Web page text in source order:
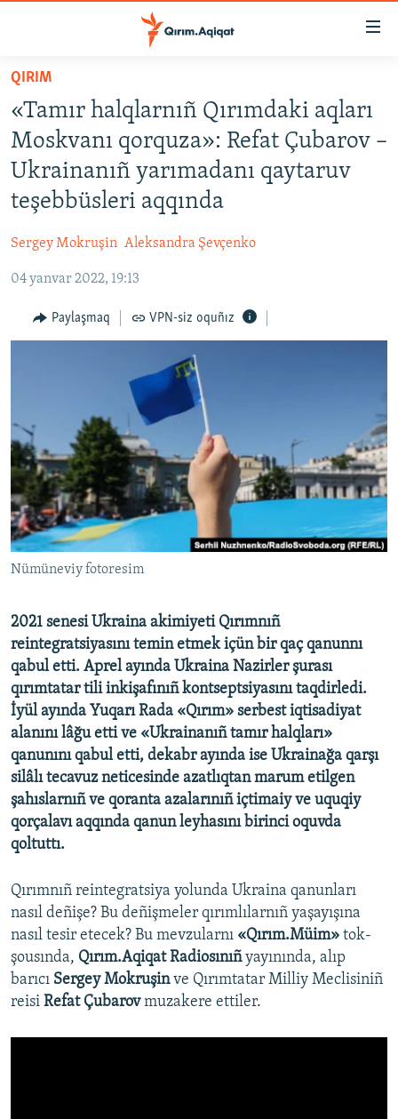
Esas
qaytmaq
Baş
navigatsiyağa
qaytmaq
Qıdıruvğa
SİYASET
İQTİSADİYAT
CEMİYET
İNSAN AQLARI
VİDEO
SÜRET
Русский
Українською
QOŞULIÑIZ!
QIRIM
«Tamır halqlarnıñ Qırımdaki aqları
Moskvanı qorquza»: Refat Çubarov –
Ukrainanıñ yarımadanı qaytaruv
teşebbüsleri aqqında
Sergey Mokruşin Aleksandra Şevçenko
04 yanvar 2022, 19:13
Paylaşmaq VPN-siz oquñız
Nümüneviy fotoresim
2021 senesi Ukraina akimiyeti Qırımnıñ
reintegratsiyasını temin etmek içün bir qaç qanunnı
qabul etti. Aprel ayında Ukraina Nazirler şurası
qırımtatar tili inkişafınıñ kontseptsiyasını taqdirledi.
İyül ayında Yuqarı Rada «Qırım» serbest iqtisadiyat
alanını lâğu etti ve «Ukrainanıñ tamır halqları»
qanunını qabul etti, dekabr ayında ise Ukrainağa qarşı
silâlı tecavuz neticesinde azatlıqtan marum etilgen
şahıslarnıñ ve qoranta azalarınıñ içtimaiy ve uquqiy
qorçalavı aqqında qanun leyhasını birinci oquvda
qoltuttı.
Qırımnıñ reintegratsiya yolunda Ukraina qanunları
nasıl deñişe? Bu deñişmeler qırımlılarnıñ yaşayışına
nasıl tesir etecek? Bu mevzularnı «Qırım.Müim» tok-
şousında, Qırım.Aqiqat Radiosınıñyayınında, alıp
barıcı Sergey Mokruşinve Qırımtatar Milliy Meclisiniñ
reisi Refat Çubarovmuzakere ettiler.